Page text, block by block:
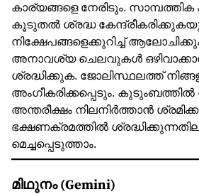
കാര്യങ്ങളെ നേരിടും.
കൂടുതൽ ശ്രദ്ധ
നിക്ഷേപങ്ങളെക്കുറിച്ച്
അനാവശ്യ ചെലവുകൾ
ശ്രദ്ധിക്കുക. ജോലിസ്ഥലത്ത്
അംഗീകരിക്കപ്പെടും. കുടുംബത്തിൽ
അന്തരീക്ഷം നിലനിർത്താൻ
ഭക്ഷണക്രമത്തിൽ
മെച്ചപ്പെടുത്താം.
മിഥുനം (Gemini)